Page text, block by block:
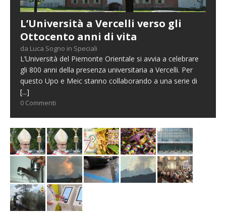
L’Università a Vercelli verso gli
Ottocento anni di vita
da Luca Sogno in Speciali
L’Università del Piemonte Orientale si avvia a celebrare
gli 800 anni della presenza universitaria a Vercelli. Per
questo Upo e Meic stanno collaborando a una serie di
[...]
0 Commenti